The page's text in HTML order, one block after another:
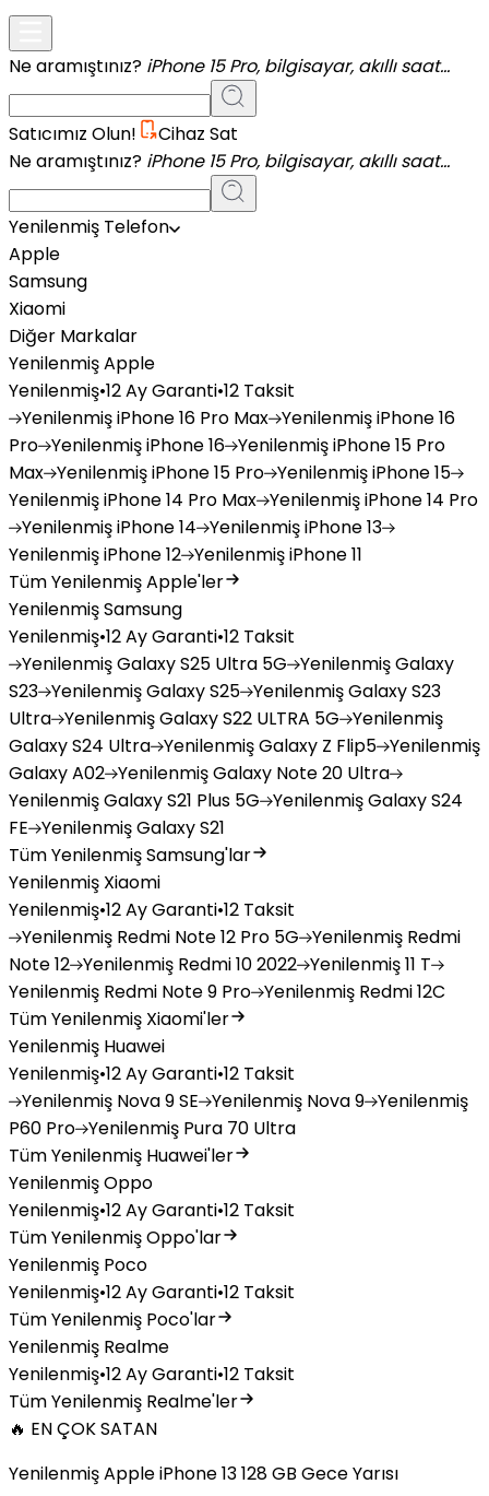
Ne aramıştınız? iPhone 15 Pro, bilgisayar, akıllı saat...
Satıcımız Olun!
Cihaz Sat
Ne aramıştınız? iPhone 15 Pro, bilgisayar, akıllı saat...
Yenilenmiş Telefon
Apple
Samsung
Xiaomi
Diğer Markalar
Yenilenmiş Apple
Yenilenmiş•12 Ay Garanti•12 Taksit
YenilenmişiPhone 16 Pro Max YenilenmişiPhone 16
Pro YenilenmişiPhone 16 YenilenmişiPhone 15 Pro
Max YenilenmişiPhone 15 Pro YenilenmişiPhone 15
YenilenmişiPhone 14 Pro Max YenilenmişiPhone 14 Pro
YenilenmişiPhone 14 YenilenmişiPhone 13
YenilenmişiPhone 12 YenilenmişiPhone 11
Tüm Yenilenmiş Apple'ler
Yenilenmiş Samsung
Yenilenmiş•12 Ay Garanti•12 Taksit
YenilenmişGalaxy S25 Ultra 5G YenilenmişGalaxy
S23 YenilenmişGalaxy S25 YenilenmişGalaxy S23
Ultra YenilenmişGalaxy S22 ULTRA 5G Yenilenmiş
Galaxy S24 Ultra YenilenmişGalaxy Z Flip5 Yenilenmiş
Galaxy A02 YenilenmişGalaxy Note 20 Ultra
YenilenmişGalaxy S21 Plus 5G YenilenmişGalaxy S24
FE YenilenmişGalaxy S21
Tüm Yenilenmiş Samsung'lar
Yenilenmiş Xiaomi
Yenilenmiş•12 Ay Garanti•12 Taksit
Yenilenmiş Redmi Note 12 Pro 5G Yenilenmiş Redmi
Note 12 Yenilenmiş Redmi 10 2022 Yenilenmiş11 T
Yenilenmiş Redmi Note 9 Pro Yenilenmiş Redmi 12C
Tüm Yenilenmiş Xiaomi'ler
Yenilenmiş Huawei
Yenilenmiş•12 Ay Garanti•12 Taksit
Yenilenmiş Nova 9 SE Yenilenmiş Nova 9 Yenilenmiş
P60 Pro Yenilenmiş Pura 70 Ultra
Tüm Yenilenmiş Huawei'ler
Yenilenmiş Oppo
Yenilenmiş•12 Ay Garanti•12 Taksit
Tüm Yenilenmiş Oppo'lar
Yenilenmiş Poco
Yenilenmiş•12 Ay Garanti•12 Taksit
Tüm Yenilenmiş Poco'lar
Yenilenmiş Realme
Yenilenmiş•12 Ay Garanti•12 Taksit
Tüm Yenilenmiş Realme'ler
🔥 EN ÇOK SATAN
Yenilenmiş Apple iPhone 13 128 GB Gece Yarısı